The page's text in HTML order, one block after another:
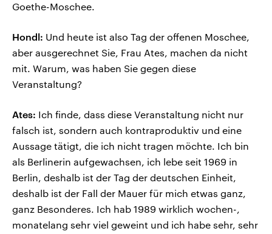
Goethe-Moschee.
Hondl: Und heute ist also Tag der offenen Moschee,
aber ausgerechnet Sie, Frau Ates, machen da nicht
mit. Warum, was haben Sie gegen diese
Veranstaltung?
Ates: Ich finde, dass diese Veranstaltung nicht nur
falsch ist, sondern auch kontraproduktiv und eine
Aussage tätigt, die ich nicht tragen möchte. Ich bin
als Berlinerin aufgewachsen, ich lebe seit 1969 in
Berlin, deshalb ist der Tag der deutschen Einheit,
deshalb ist der Fall der Mauer für mich etwas ganz,
ganz Besonderes. Ich hab 1989 wirklich wochen-,
monatelang sehr viel geweint und ich habe sehr, sehr